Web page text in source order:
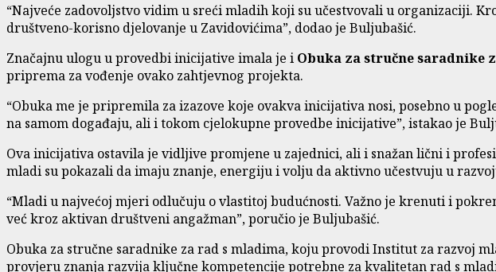
“Najveće zadovoljstvo vidim u sreći mladih koji su učestvovali u organizaciji.
društveno-korisno djelovanje u Zavidovićima”, dodao je Buljubašić.
Značajnu ulogu u provedbi inicijative imala je i Obuka za stručne saradnike
priprema za vođenje ovako zahtjevnog projekta.
“Obuka me je pripremila za izazove koje ovakva inicijativa nosi, posebno u
na samom događaju, ali i tokom cjelokupne provedbe inicijative”, istakao je
Ova inicijativa ostavila je vidljive promjene u zajednici, ali i snažan lični i
mladi su pokazali da imaju znanje, energiju i volju da aktivno učestvuju u
“Mladi u najvećoj mjeri odlučuju o vlastitoj budućnosti. Važno je krenuti i
već kroz aktivan društveni angažman”, poručio je Buljubašić.
Obuka za stručne saradnike za rad s mladima, koju provodi Institut za razvoj
provjeru znanja razvija ključne kompetencije potrebne za kvalitetan rad s